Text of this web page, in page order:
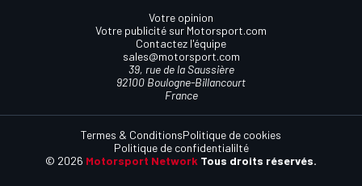
Votre opinion
Votre publicité sur Motorsport.com
Contactez l'équipe
sales@motorsport.com
39, rue de la Saussière
92100 Boulogne-Billancourt
France
© 2026 Motorsport Network Tous droits réservés.
Termes & ConditionsPolitique de cookies
Politique de confidentialilté